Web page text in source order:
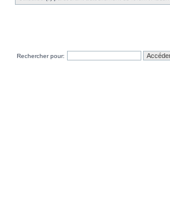
Rechercher pour: